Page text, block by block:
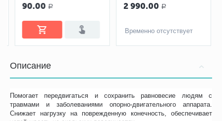
90.00 Р 2 990.00 Р
Временно отсутствует
Описание
Помогает передвигаться и сохранить равновесие людям с
травмами и заболеваниями опорно-двигательного аппарата.
Снижает нагрузку на поврежденную конечность, обеспечивает